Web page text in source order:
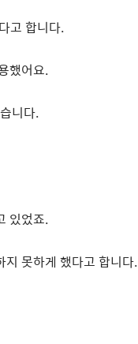
고 합니다.
했어요.
니다.
있었죠.
못하게 했다고 합니다.